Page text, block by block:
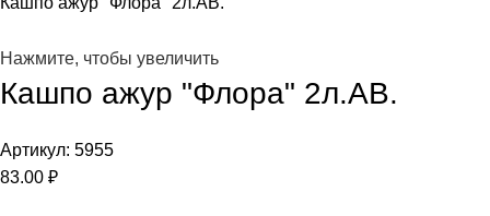
Нажмите, чтобы увеличить
Кашпо ажур "Флора" 2л.АВ.
Артикул: 5955
83.00 ₽